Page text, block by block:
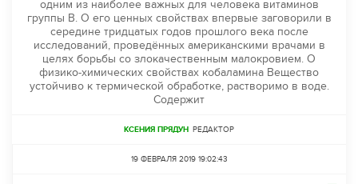
одним из наиболее важных для человека витаминов
группы В. О его ценных свойствах впервые заговорили в
середине тридцатых годов прошлого века после
исследований, проведённых американскими врачами в
целях борьбы со злокачественным малокровием. О
физико-химических свойствах кобаламина Вещество
устойчиво к термической обработке, растворимо в воде.
Содержит
КСЕНИЯ ПРЯДУН РЕДАКТОР
19 ФЕВРАЛЯ 2019 19:02:43